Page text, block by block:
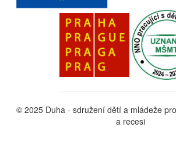
© 2025 Duha - sdružení dětí a mládeže
a recesi